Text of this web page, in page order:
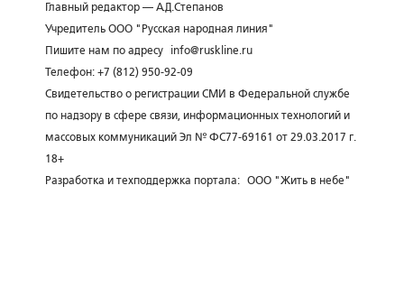
Главный редактор — А.Д.Степанов
Учредитель ООО "Русская народная линия"
Пишите нам по адресу
info@ruskline.ru
Телефон: +7 (812) 950-92-09
Свидетельство о регистрации СМИ в Федеральной службе
по надзору в сфере связи, информационных технологий и
массовых коммуникаций Эл № ФС77-69161 от 29.03.2017 г.
18+
Разработка и техподдержка портала: ООО "Жить в небе"